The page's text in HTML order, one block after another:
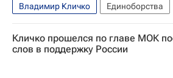
Владимир Кличко
Единоборства
Виталий Кличко
WBO
WBC
Вокруг спорта
Авторы РИА Новости
Кличко прошелся по главе МОК
слов в поддержку России